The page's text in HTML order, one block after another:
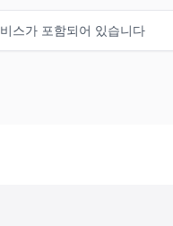
가 포함되어 있습니다